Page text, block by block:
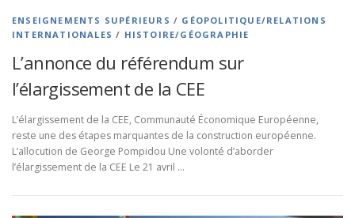
ENSEIGNEMENTS SUPÉRIEURS / GÉOPOLITIQUE/RELATIONS
INTERNATIONALES / HISTOIRE/GÉOGRAPHIE
L’annonce du référendum sur
l’élargissement de la CEE
L’élargissement de la CEE, Communauté Économique Européenne,
reste une des étapes marquantes de la construction européenne.
L’allocution de George Pompidou Une volonté d’aborder
l’élargissement de la CEE Le 21 avril …